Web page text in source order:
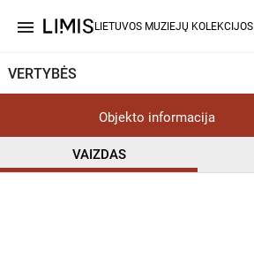
menu LIETUVOS MUZIEJŲ KOLEKCIJOS
VERTYBĖS
Objekto informacija
VAIZDAS
NoC-OKLR